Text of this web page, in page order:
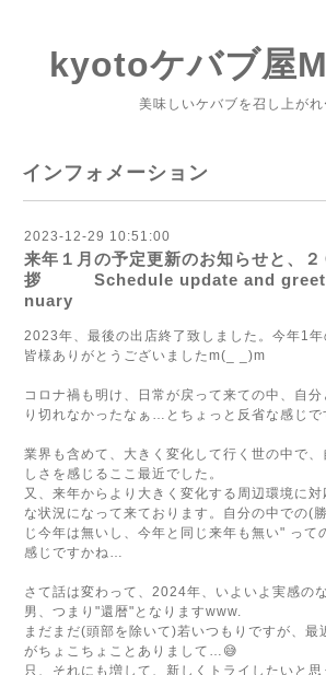
kyotoケバブ屋
美味しいケバブを召し上が
インフォメーション
2023-12-29 10:51:00
来年１月の予定更新のお知らせと、
拶 Schedule update and
nuary
2023年、最後の出店終了致しました。今年1年
皆様ありがとうございましたm(_ _)m
コロナ禍も明け、日常が戻って来ての中、自
り切れなかったなぁ…とちょっと反省な感じで
業界も含めて、大きく変化して行く世の中で
しさを感じるここ最近でした。
又、来年からより大きく変化する周辺環境に対
な状況になって来ております。自分の中での(
じ今年は無いし、今年と同じ来年も無い" って
感じですかね…
さて話は変わって、2024年、いよいよ実感の
男、つまり"還暦"となりますwww.
まだまだ(頭部を除いて)若いつもりですが、最
がちょこちょことありまして…😅
只、それにも増して、新しくトライしたいと